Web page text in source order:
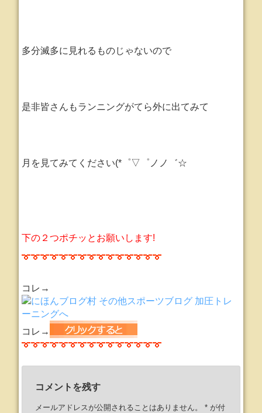
多分滅多に見れるものじゃないので
是非皆さんもランニングがてら外に出てみて
月を見てみてください(*゜▽゜ノノ゛☆
下の２つポチッとお願いします!
コレ→
コレ→
コメントを残す
メールアドレスが公開されることはありません。 *が付